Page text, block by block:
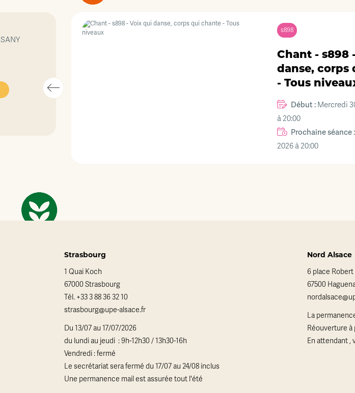
s898
Chant - s898
danse, corps
- Tous
Début : Mercredi
à 20:00
Prochaine séance :
2026 à 20:00
Strasbourg
1 Quai Koch
67000 Strasbourg
Tél. +33 3 88 36 32 10
strasbourg@upe-alsace.fr
Du 13/07 au 17/07/2026
du lundi au jeudi : 9h-12h30 / 13h30-16h
Vendredi : fermé
Le secrétariat sera fermé du 17/07 au 24/08 inclus
Une permanence mail est assurée tout l'été
Nord Alsace
6 place
67500
La
Réouverture à
En attendant ,